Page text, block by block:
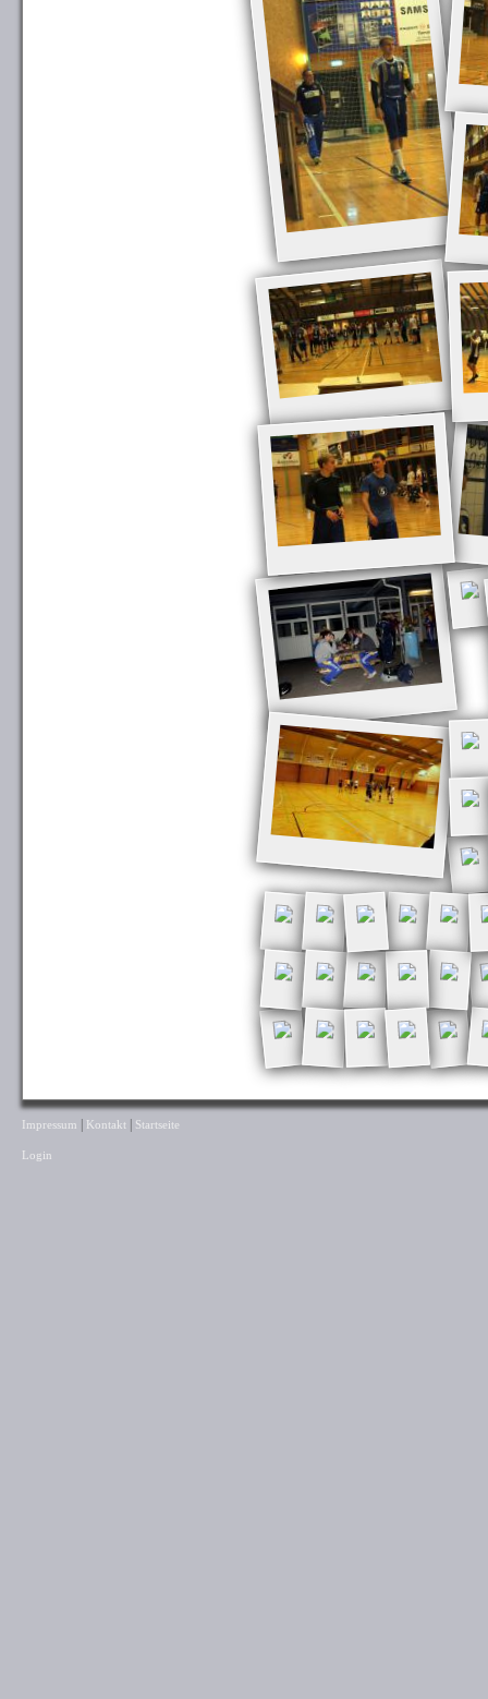
Impressum Kontakt Startseite
Login